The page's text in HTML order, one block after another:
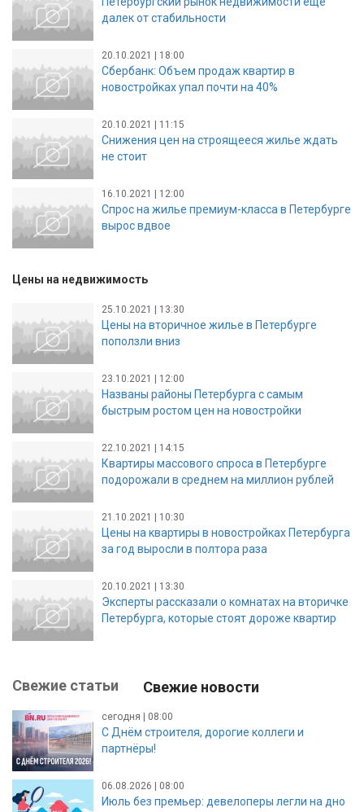
далек от стабильности
20.10.2021 | 18:00
Сбербанк: Объем продаж квартир в
новостройках упал почти на 40%
20.10.2021 | 11:15
Снижения цен на строящееся жилье ждать
не стоит
16.10.2021 | 12:00
Спрос на жилье премиум-класса в Петербурге
вырос вдвое
Цены на недвижимость
25.10.2021 | 13:30
Цены на вторичное жилье в Петербурге
поползли вниз
23.10.2021 | 12:00
Названы районы Петербурга с самым
быстрым ростом цен на новостройки
22.10.2021 | 14:15
Квартиры массового спроса в Петербурге
подорожали в среднем на миллион рублей
21.10.2021 | 10:30
Цены на квартиры в новостройках Петербурга
за год выросли в полтора раза
20.10.2021 | 13:30
Эксперты рассказали о комнатах на вторичке
Петербурга, которые стоят дороже квартир
Свежие статьи Свежие новости
сегодня | 08:00
С Днём строителя, дорогие коллеги и
партнёры!
06.08.2026 | 08:00
Июль без премьер: девелоперы легли на дно